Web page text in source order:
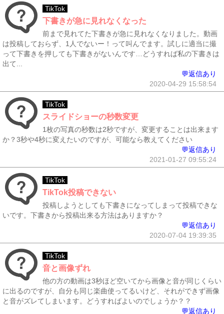
TikTok
下書きが急に見れなくなった
前まで見れてた下書きが急に見れなくなりました。動画
は投稿しておらず、1人でないー！って叫んでます。試しに適当に撮
って下書きを押しても下書きがないんです…どうすれば私の下書きは
出て...
💬返信あり
2020-04-29 15:58:54
TikTok
スライドショーの秒数変更
1枚の写真の秒数は2秒ですが、変更することは出来ます
か？3秒や4秒に変えたいのですが、可能なら教えてください
💬返信あり
2021-01-27 09:55:24
TikTok
TikTok投稿できない
投稿しようとしても下書きになってしまって投稿できな
いです。下書きから投稿出来る方法はありますか？
💬返信あり
2020-07-04 19:39:35
TikTok
音と画像ずれ
他の方の動画は3秒ほど空いてから画像と音が同じくらい
に出るのですが、自分も同じ楽曲使ってるいけど、それができず画像
と音がズレてしまいます。どうすればよいのでしょうか？？
💬返信あり